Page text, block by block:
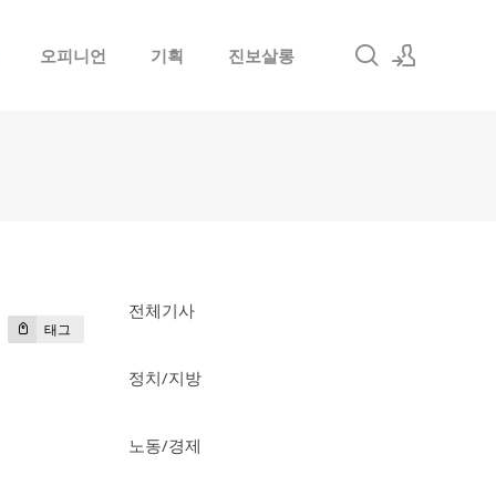
오피니언 기획 진보살롱
전체기사
정치/지방
노동/경제
태그